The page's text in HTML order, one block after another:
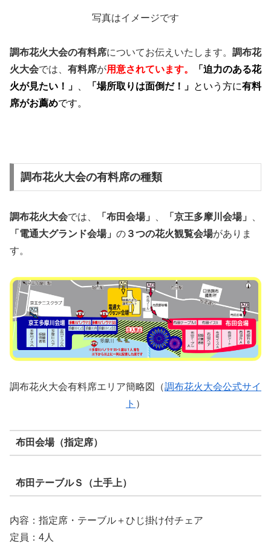
写真はイメージです
調布花火大会の有料席についてお伝えいたします。 調布花
火大会では、 有料席が用意されています。
「迫力のある花
火が見たい！」
「場所取りは面倒だ！」 という方に有料
席がお薦めです。
調布花火大会の有料席の種類
調布花火大会では、 「布田会場」 「京王多摩川会場」
「電通大グランド会場」 の ３つの花火観覧会場がありま
す。
調布花火大会有料席エリア簡略図（調布花火大会公式サイ
ト ）
布田会場（指定席）
布田テーブルＳ（土手上）
内容：指定席・テーブル＋ひじ掛け付チェア
定員：4人